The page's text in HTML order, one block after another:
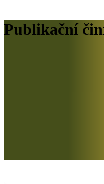
Publikační